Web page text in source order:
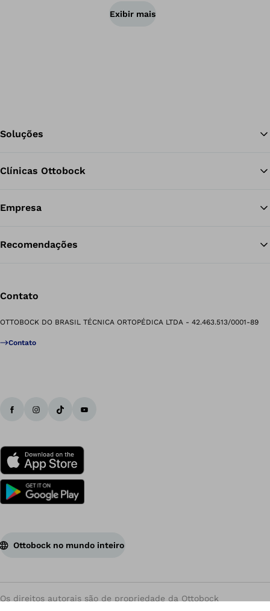
Exibir mais
Soluções
Clínicas Ottobock
Empresa
Recomendações
Contato
OTTOBOCK DO BRASIL TÉCNICA ORTOPÉDICA LTDA - 42.463.513/0001-89
Contato
Ottobock no mundo inteiro
Os direitos autorais são de propriedade da Ottobock